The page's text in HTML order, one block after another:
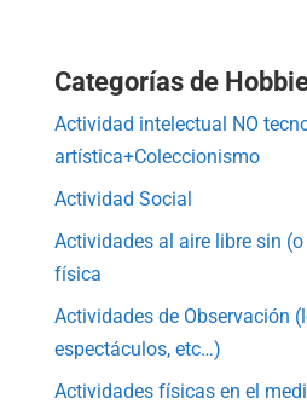
Categorías de
Actividad intelectual NO
artística+Coleccionismo
Actividad Social
Actividades al aire libre sin
física
Actividades de Observación
espectáculos, etc…)
Actividades físicas en el